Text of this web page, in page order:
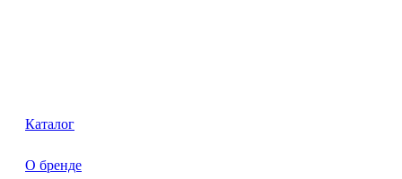
Каталог
О бренде